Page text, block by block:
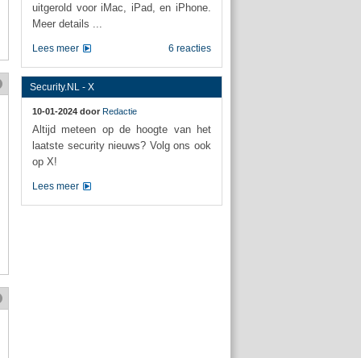
uitgerold voor iMac, iPad, en iPhone.
Meer details ...
6 reacties
Lees meer
Security.NL - X
10-01-2024 door Redactie
Altijd meteen op de hoogte van het
laatste security nieuws? Volg ons ook
op X!
Lees meer